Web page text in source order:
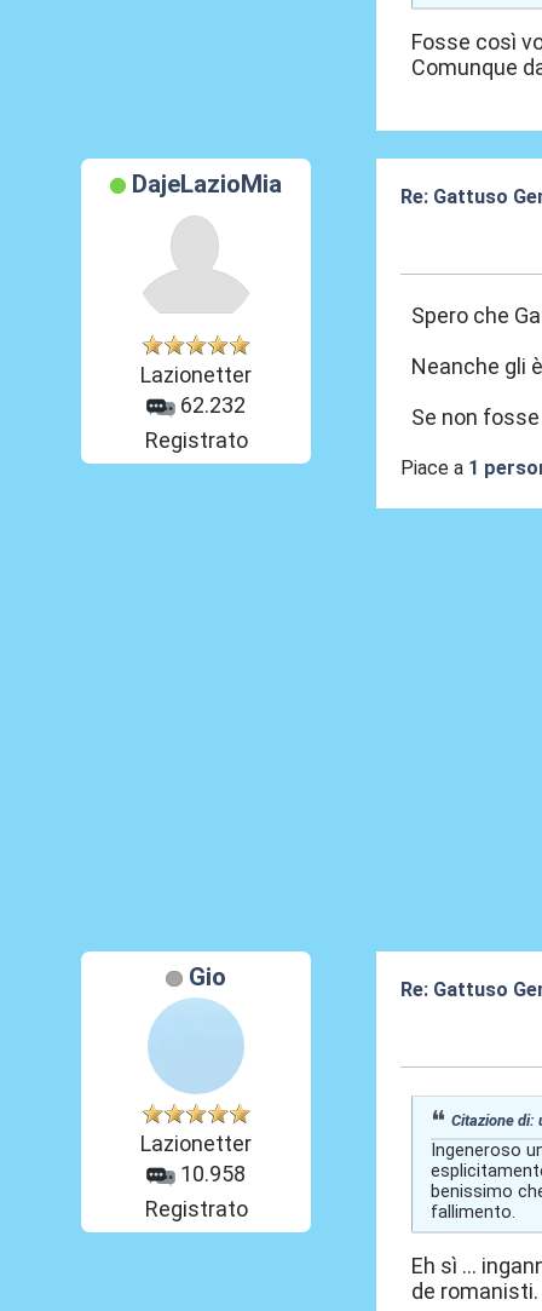
Fosse così
Comunque
DajeLazioMia
Lazionetter
62.232
Registrato
Re: Gattuso
Spero che
Neanche gli
Se non
Piace a 1
Gio
Lazionetter
10.958
Registrato
Re: Gattuso
Citazione di:
Ingeneroso
benissimo
fallimento.
Eh sì ...
de